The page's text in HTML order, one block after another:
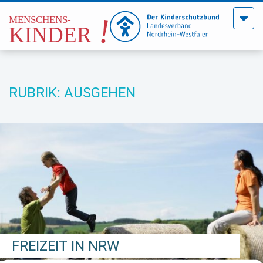
Menü
RUBRIK: AUSGEHEN
FREIZEIT IN NRW